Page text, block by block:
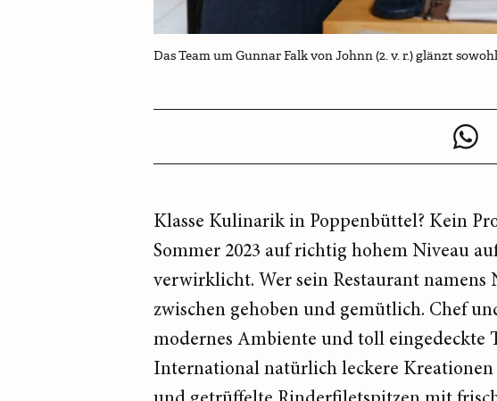
Das Team um Gunnar Falk von Johnn (2. v. r.) glänzt
Klasse Kulinarik in Poppenbüttel? Kein
Sommer 2023 auf richtig hohem Niveau
verwirklicht. Wer sein Restaurant
zwischen gehoben und gemütlich. Chef
modernes Ambiente und toll eingedeckte
International natürlich leckere Kreationen